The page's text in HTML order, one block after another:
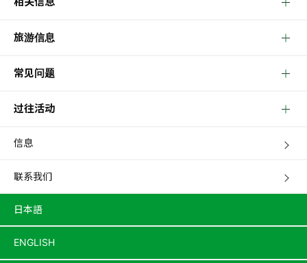
旅游信息
常见问题
过往活动
信息
联系我们
日本語
ENGLISH